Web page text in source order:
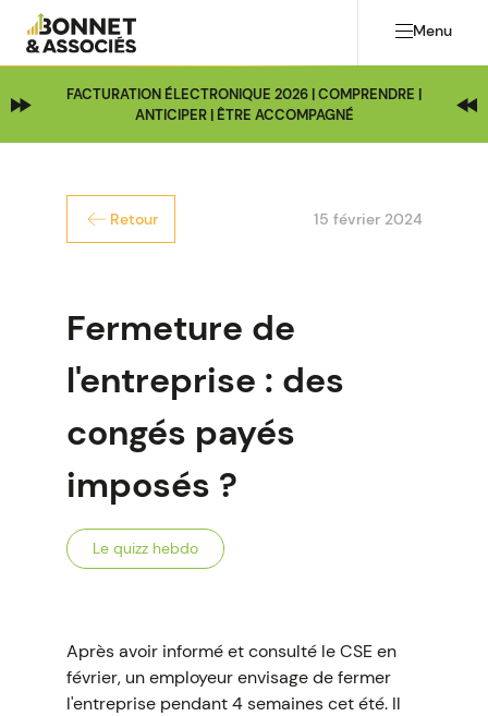
Menu
FACTURATION ÉLECTRONIQUE 2026 | COMPRENDRE |
ANTICIPER | ÊTRE ACCOMPAGNÉ
Retour 15 février 2024
Fermeture de
l'entreprise : des
congés payés
imposés ?
Le quizz hebdo
Après avoir informé et consulté le CSE en
février, un employeur envisage de fermer
l'entreprise pendant 4 semaines cet été. Il